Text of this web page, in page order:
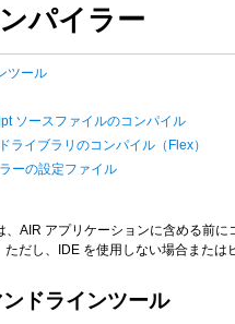
パイラー
ツール
ソースファイルのコンパイル
ライブラリのコンパイル（Flex）
ーの設定ファイル
AIR アプリケーションに含める前
だし、IDE を使用しない場合また
ドラインツール